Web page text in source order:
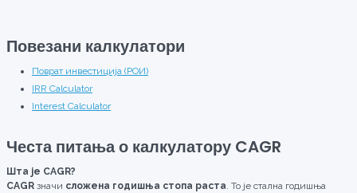
Повезани калкулатори
Поврат инвестиција (РОИ)
IRR Calculator
Interest Calculator
Честа питања о калкулатору CAGR
Шта је CAGR?
CAGR значи сложена годишња стопа раста. То је стална годишња